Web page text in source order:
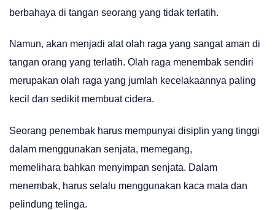
berbahaya di tangan seorang yang tidak terlatih.
Namun, akan menjadi alat olah raga yang sangat aman di
tangan orang yang terlatih. Olah raga menembak sendiri
merupakan olah raga yang jumlah kecelakaannya paling
kecil dan sedikit membuat cidera.
Seorang penembak harus mempunyai disiplin yang tinggi
dalam menggunakan senjata, memegang,
memelihara bahkan menyimpan senjata. Dalam
menembak, harus selalu menggunakan kaca mata dan
pelindung telinga.